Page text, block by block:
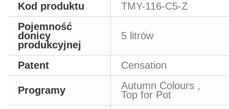
Kod produktu
TMY-116-C5-Z
Pojemność
donicy
produkcyjnej
5 litrów
Patent Censation
Programy
Autumn Colours ,
Top for Pot